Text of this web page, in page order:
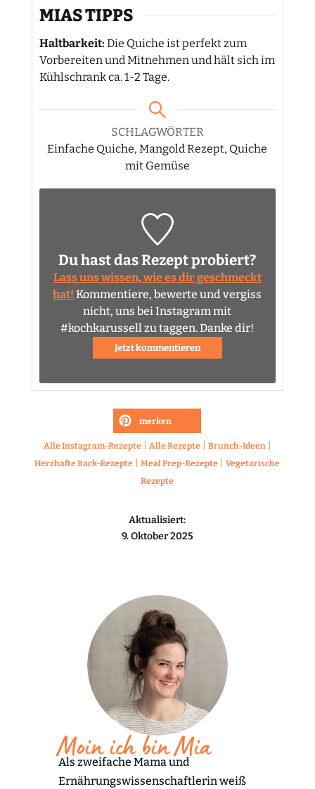
MIAS TIPPS
Haltbarkeit: Die Quiche ist perfekt zum
Vorbereiten und Mitnehmen und hält sich im
Kühlschrank ca. 1-2 Tage.
SCHLAGWÖRTER
Einfache Quiche, Mangold Rezept, Quiche
mit Gemüse
Du hast das Rezept probiert?
Lass uns wissen, wie es dir geschmeckt
hat! Kommentiere, bewerte und vergiss
nicht, uns bei Instagram mit
#kochkarussell zu taggen. Danke dir!
Jetzt kommentieren
merken
Alle Instagram-Rezepte Alle Rezepte Brunch-Ideen|
Herzhafte Back-Rezepte |Meal Prep-Rezepte |Vegetarische
Rezepte
Aktualisiert:
9. Oktober 2025
Moin ich bin Mia
Als zweifache Mama und
Ernährungswissenschaftlerin weiß